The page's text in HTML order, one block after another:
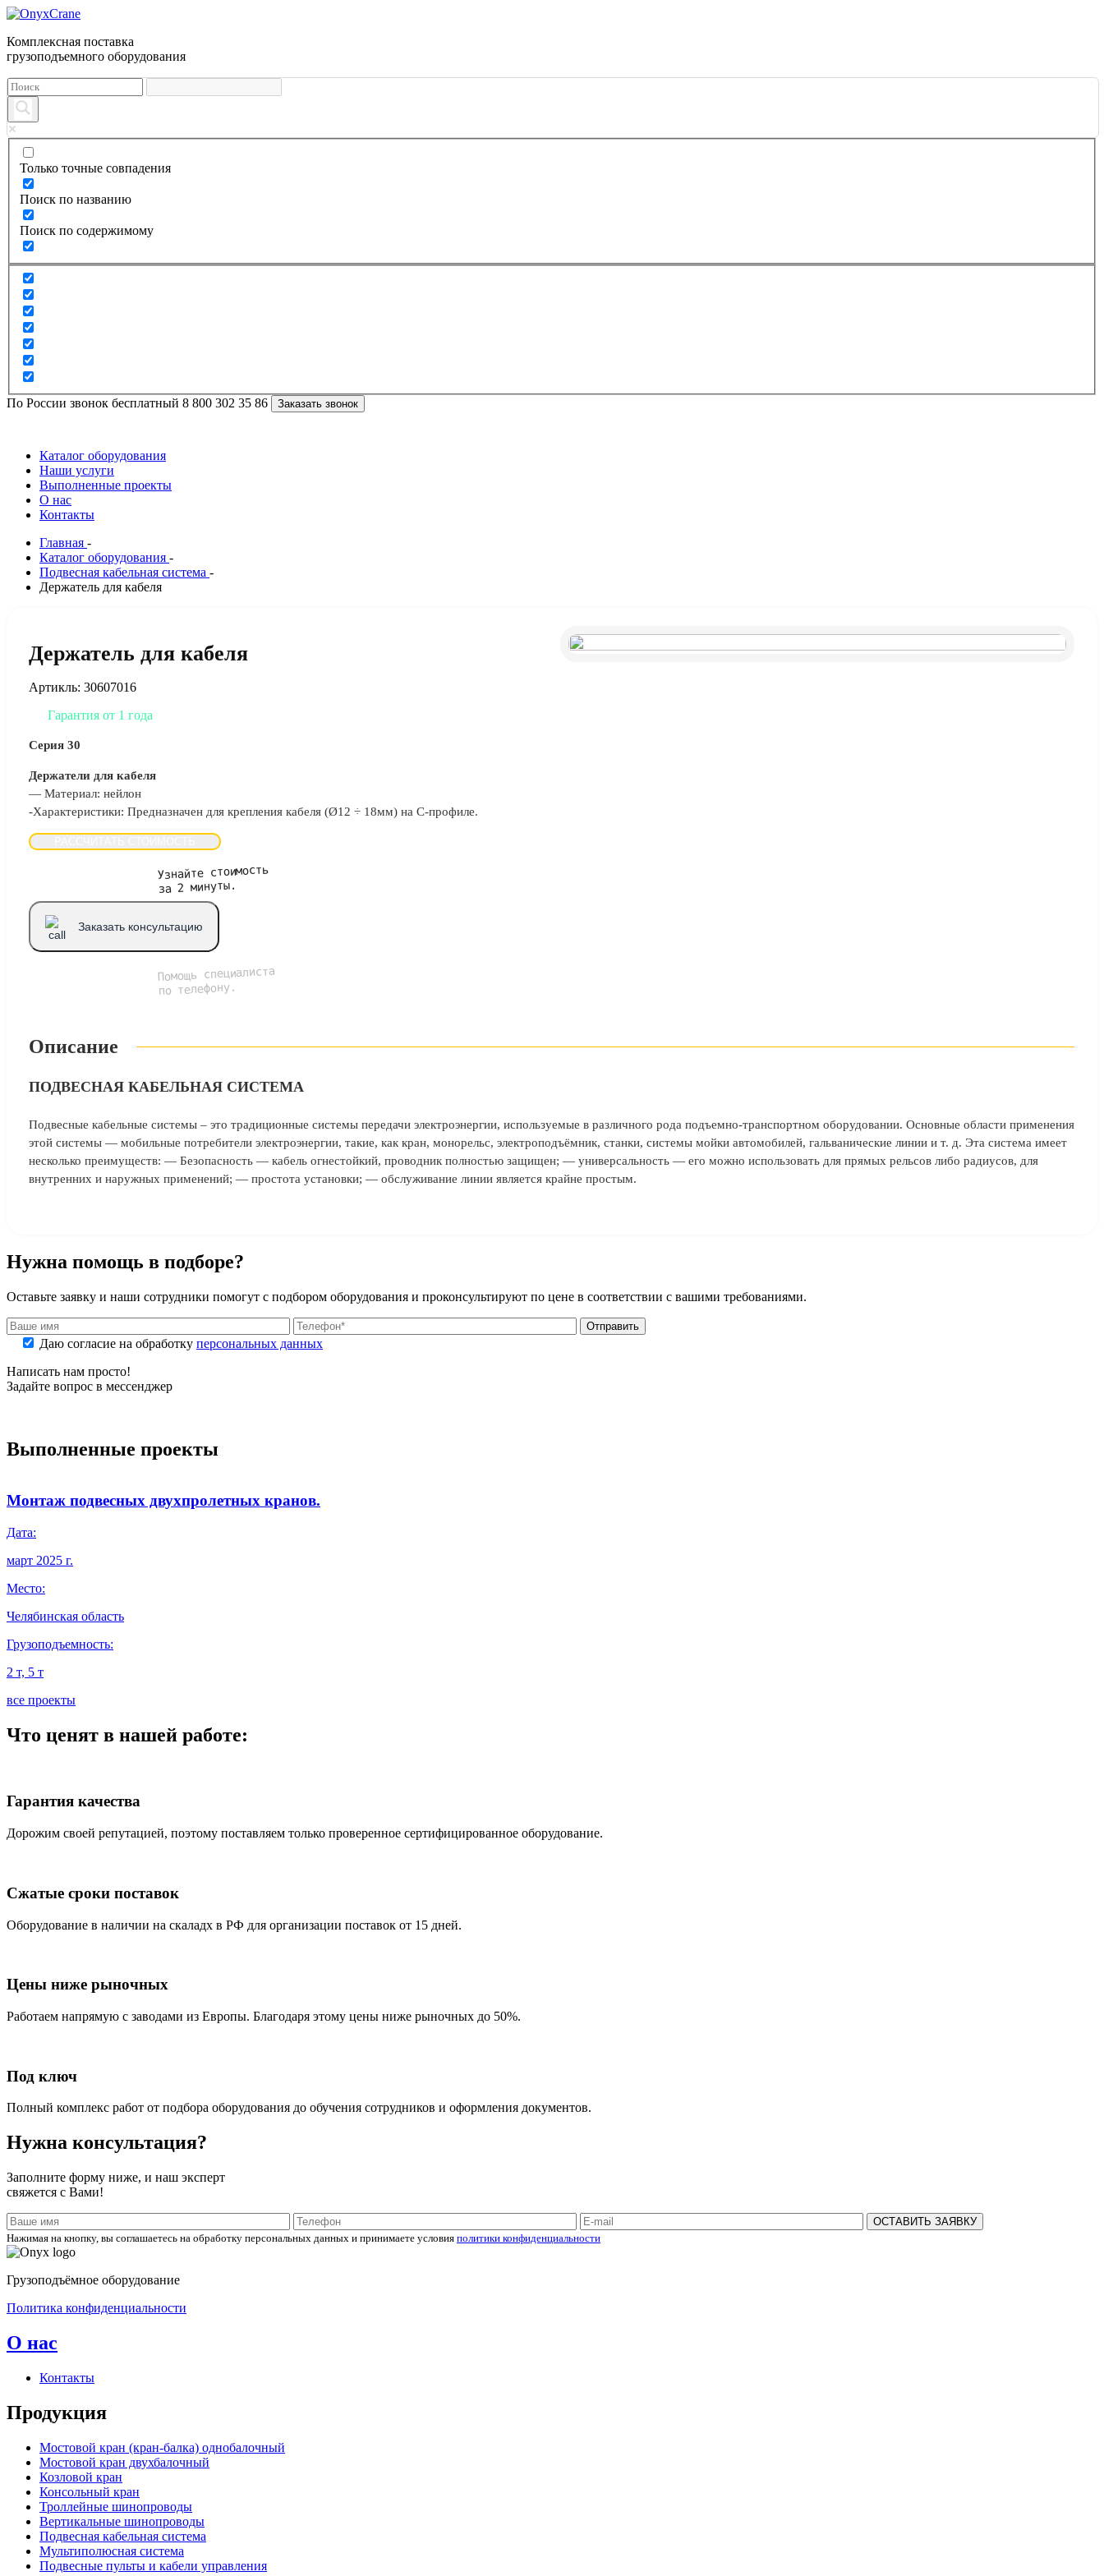
Комплексная поставка
грузоподъемного оборудования
Только точные совпадения
Поиск по названию
Поиск по содержимому
По России звонок бесплатный 8 800 302 35 86 Заказать звонок
Каталог оборудования
Наши услуги
Выполненные проекты
О нас
Контакты
Главная -
Каталог оборудования -
Подвесная кабельная система -
Держатель для кабеля
Держатель для кабеля
Артикль: 30607016
Гарантия от 1 года
Серия 30
Держатели для кабеля
— Материал: нейлон
-Характеристики: Предназначен для крепления кабеля (Ø12 ÷ 18мм) на С-профиле.
Узнайте стоимость
за 2 минуты.
Заказать консультацию
Помощь специалиста
по телефону.
Описание
ПОДВЕСНАЯ КАБЕЛЬНАЯ СИСТЕМА
Подвесные кабельные системы – это традиционные системы передачи электроэнергии, используемые в различного рода подъемно-транспортном оборудовании. Основные области применения
этой системы — мобильные потребители электроэнергии, такие, как кран, монорельс, электроподъёмник, станки, системы мойки автомобилей, гальванические линии и т. д. Эта система имеет
несколько преимуществ: — Безопасность — кабель огнестойкий, проводник полностью защищен; — универсальность — его можно использовать для прямых рельсов либо радиусов, для
внутренних и наружных применений; — простота установки; — обслуживание линии является крайне простым.
Нужна помощь в подборе?
Оставьте заявку и наши сотрудники помогут с подбором оборудования и проконсультируют по цене в соответствии с вашими требованиями.
Отправить
Даю согласие на обработку персональных данных
Написать нам просто!
Задайте вопрос в мессенджер
Выполненные проекты
Монтаж подвесных двухпролетных кранов.
Дата:
март 2025 г.
Место:
Челябинская область
Грузоподъемность:
2 т, 5 т
все проекты
Что ценят в нашей работе:
Гарантия качества
Дорожим своей репутацией, поэтому поставляем только проверенное сертифицированное оборудование.
Сжатые сроки поставок
Оборудование в наличии на скаладх в РФ для организации поставок от 15 дней.
Цены ниже рыночных
Работаем напрямую с заводами из Европы. Благодаря этому цены ниже рыночных до 50%.
Под ключ
Полный комплекс работ от подбора оборудования до обучения сотрудников и оформления документов.
Нужна консультация?
Заполните форму ниже, и наш эксперт
свяжется с Вами!
ОСТАВИТЬ ЗАЯВКУ
Нажимая на кнопку, вы соглашаетесь на обработку персональных данных и принимаете условия политики конфиденциальности
Грузоподъёмное оборудование
Политика конфиденциальности
О нас
Контакты
Продукция
Мостовой кран (кран-балка) однобалочный
Мостовой кран двухбалочный
Козловой кран
Консольный кран
Троллейные шинопроводы
Вертикальные шинопроводы
Подвесная кабельная система
Мультиполюсная система
Подвесные пульты и кабели управления